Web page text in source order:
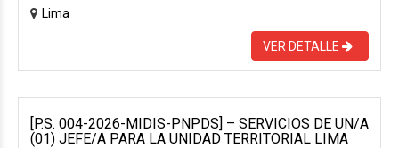
Lima
VER DETALLE
[P.S. 004-2026-MIDIS-PNPDS] – SERVICIOS DE UN/A
(01) JEFE/A PARA LA UNIDAD TERRITORIAL LIMA